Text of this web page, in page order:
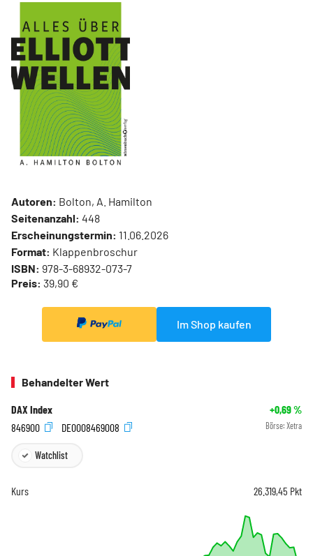
Autoren: Bolton, A. Hamilton
Seitenanzahl: 448
Erscheinungstermin: 11.06.2026
Format: Klappenbroschur
ISBN: 978-3-68932-073-7
Preis: 39,90 €
Im Shop kaufen
Behandelter Wert
DAX Index +0,69%
846900
DE0008469008 Börse: Xetra
Watchlist
Kurs 26.319,45 Pkt